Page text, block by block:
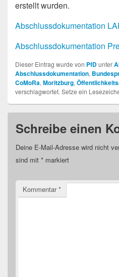
erstellt wurden.
Abschlussdokumentation
Abschlussdokumentation
Dieser Eintrag wurde von PfDunter
Abschlussdokumentation,
CoMoRa, Moritzburg,
verschlagwortet. Setze ein
Schreibe einen
Deine E-Mail-Adresse wird nicht
sind mit * markiert
Kommentar*